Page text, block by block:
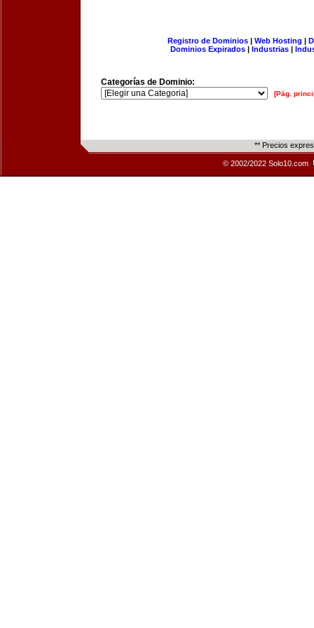
Registro de Dominios| Web Hosting |
Dominios Expirados | Industrias |
Categorías de Dominio:
[Pág.
** Precios
© 2002/2022 Solo10.com